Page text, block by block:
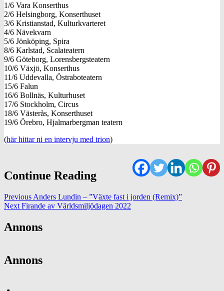
1/6 Vara Konserthus
2/6 Helsingborg, Konserthuset
3/6 Kristianstad, Kulturkvarteret
4/6 Nävekvarn
5/6 Jönköping, Spira
8/6 Karlstad, Scalateatern
9/6 Göteborg, Lorensbergsteatern
10/6 Växjö, Konserthus
11/6 Uddevalla, Östraboteatern
15/6 Falun
16/6 Bollnäs, Kulturhuset
17/6 Stockholm, Circus
18/6 Västerås, Konserthuset
19/6 Örebro, Hjalmarbergman teatern
(här hittar ni en intervju med trion)
Continue Reading
Previous Anders Lundin – ”Växte fast i jorden (Remix)”
Next Firande av Världsmiljödagen 2022
Annons
Annons